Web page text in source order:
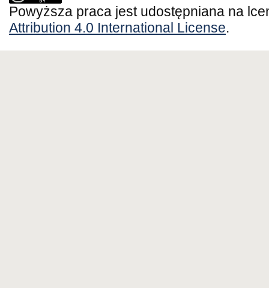
Powyższa praca jest udostępniana na
Attribution 4.0 International License.